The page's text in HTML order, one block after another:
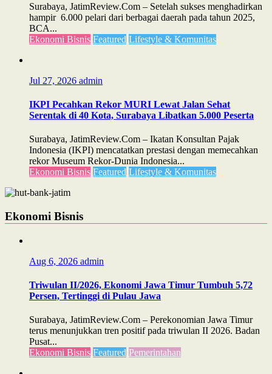
Surabaya, JatimReview.Com – Setelah sukses menghadirkan
hampir 6.000 pelari dari berbagai daerah pada tahun 2025,
BCA...
Ekonomi Bisnis Featured Lifestyle & Komunitas
Jul 27, 2026 admin
IKPI Pecahkan Rekor MURI Lewat Jalan Sehat
Serentak di 40 Kota, Surabaya Libatkan 5.000 Peserta
Surabaya, JatimReview.Com – Ikatan Konsultan Pajak
Indonesia (IKPI) mencatatkan prestasi dengan memecahkan
rekor Museum Rekor-Dunia Indonesia...
Ekonomi Bisnis Featured Lifestyle & Komunitas
Ekonomi Bisnis
Aug 6, 2026 admin
Triwulan II/2026, Ekonomi Jawa Timur Tumbuh 5,72
Persen, Tertinggi di Pulau Jawa
Surabaya, JatimReview.Com – Perekonomian Jawa Timur
terus menunjukkan tren positif pada triwulan II 2026. Badan
Pusat...
Ekonomi Bisnis Featured Pemerintahan